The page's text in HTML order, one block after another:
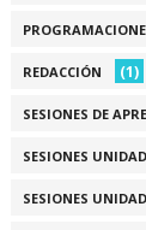
REDACCIÓN (1)
SESIONES DE
SESIONES
SESIONES